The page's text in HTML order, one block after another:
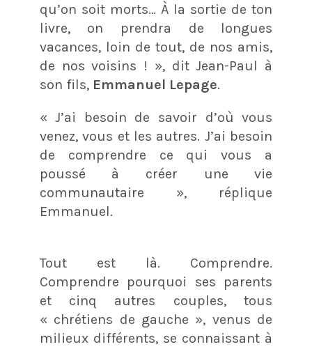
qu’on soit morts… À la sortie de ton
livre, on prendra de longues
vacances, loin de tout, de nos amis,
de nos voisins ! », dit Jean-Paul à
son fils, Emmanuel Lepage.
« J’ai besoin de savoir d’où vous
venez, vous et les autres. J’ai besoin
de comprendre ce qui vous a
poussé à créer une vie
communautaire », réplique
Emmanuel.
Tout est là. Comprendre.
Comprendre pourquoi ses parents
et cinq autres couples, tous
« chrétiens de gauche », venus de
milieux différents, se connaissant à